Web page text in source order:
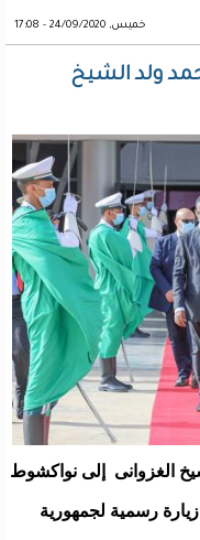
خميس, 24/09/2020 - 17:08
ولد الشيخ
الغزوانى إلى نواكشوط
رسمية لجمهورية